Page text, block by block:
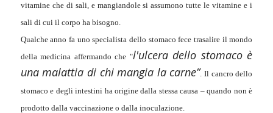
vitamine che di sali, e mangiandole si assumono tutte le vitamine e i
sali di cui il corpo ha bisogno.
Qualche anno fa uno specialista dello stomaco fece trasalire il mondo
della medicina affermando che "l'ulcera dello stomaco è
una malattia di chi mangia la carne”. Il cancro dello
stomaco e degli intestini ha origine dalla stessa causa – quando non è
prodotto dalla vaccinazione o dalla inoculazione.